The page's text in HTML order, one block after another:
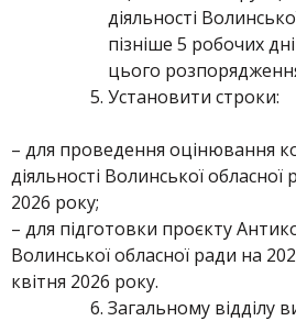
діяльності
пізніше 5 робочих
цього
Установити строки:
– для проведення оцінювання
діяльності Волинської
2026 року;
– для підготовки проєкту
Волинської обласної ради на
квітня 2026 року.
Загальному відділу